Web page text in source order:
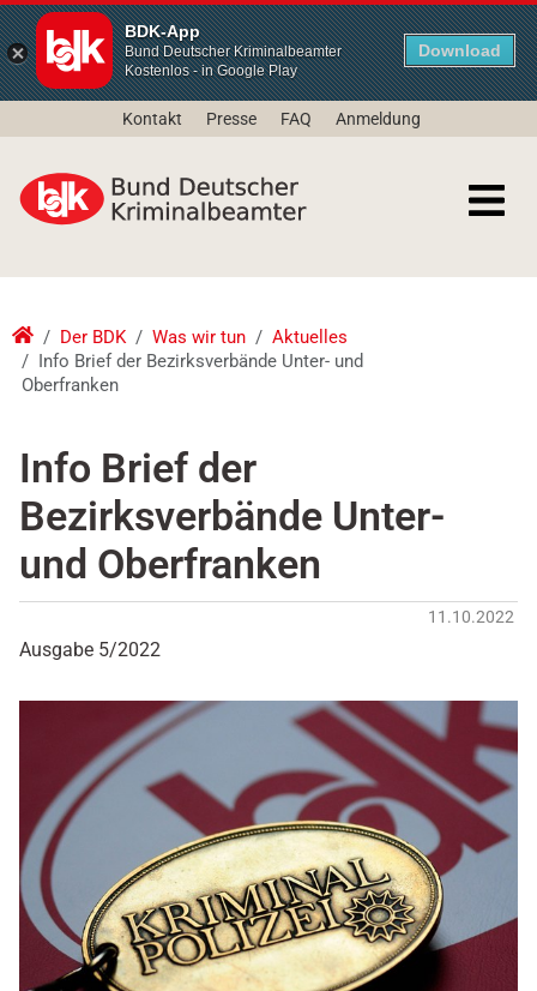
BDK-App
Bund Deutscher Kriminalbeamter
Kostenlos - in Google Play
Download
Kontakt Presse FAQ Anmeldung
Der BDK Was wir tun
Aktuelles
Info Brief der Bezirksverbände Unter- und
Oberfranken
Info Brief der
Bezirksverbände Unter-
und Oberfranken
11.10.2022
Ausgabe 5/2022